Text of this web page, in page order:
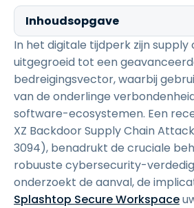
Inhoudsopgave
In het digitale tijdperk zijn
uitgegroeid tot een
bedreigingsvector, waarbij
van de onderlinge
software-ecosystemen. Een
XZ Backdoor Supply Chain
3094), benadrukt de cruciale
robuuste cybersecurity-
onderzoekt de aanval, de
Splashtop Secure Workspace